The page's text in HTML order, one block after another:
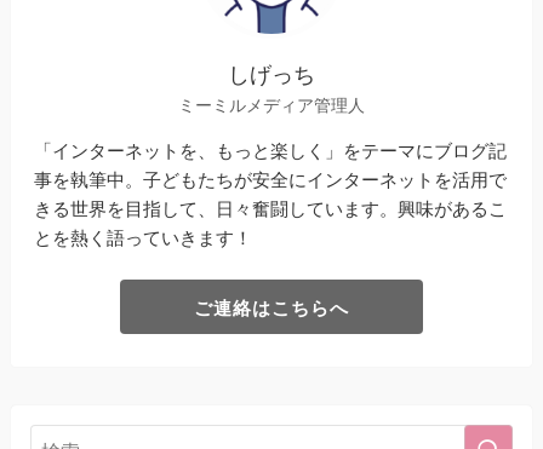
しげっち
ミーミルメディア管理人
「インターネットを、もっと楽しく」をテーマにブログ記
事を執筆中。子どもたちが安全にインターネットを活用で
きる世界を目指して、日々奮闘しています。興味があるこ
とを熱く語っていきます！
ご連絡はこちらへ